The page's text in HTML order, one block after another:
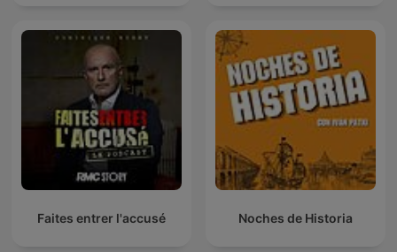
Faites entrer l'accusé Noches de Historia